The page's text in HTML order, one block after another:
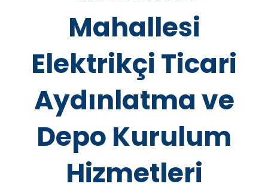
Mahallesi
Elektrikçi Ticari
Aydınlatma ve
Depo Kurulum
Hizmetleri